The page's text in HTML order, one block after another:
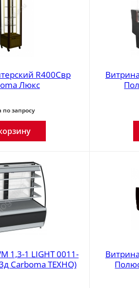
R400Cвр
Люкс
по запросу
1,3-1 LIGHT 0011-
Carboma ТЕХНО)